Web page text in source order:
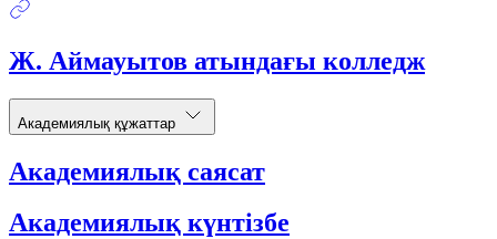
Ж. Аймауытов атындағы колледж
Академиялық құжаттар
Академиялық саясат
Академиялық күнтізбе